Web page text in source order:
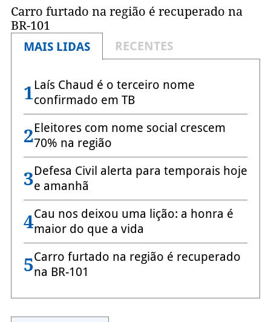
Carro furtado na região é recuperado na
BR-101
MAIS LIDAS
RECENTES
1Laís Chaud é o terceiro nome
confirmado em TB
2Eleitores com nome social crescem
70% na região
3Defesa Civil alerta para temporais hoje
e amanhã
4Cau nos deixou uma lição: a honra é
maior do que a vida
5Carro furtado na região é recuperado
na BR-101